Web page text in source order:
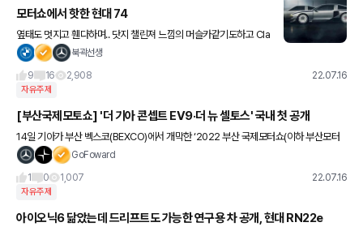
모터쇼에서 핫한 현대 74
옆태도 멋지고 휀다하며.. 닷지 챌린져 느낌의 머슬카같기도하고 Cla
ssico한 느낌을 너무 잘 살렸네요 ㄷ ㄷ 저는 차를살때 디자인에 무
북곽선생
9
16 2,908 22.07.16
자유주제
[부산국제모토쇼] '더 기아 콘셉트 EV9·더 뉴 셀토스' 국내 첫 공개
14일 기아가 부산 벡스코(BEXCO)에서 개막한 ‘2022 부산 국제모터쇼(이하 부산모터
쇼)’ 언론공개일 행사에서 ▲콘셉트 EV9 ▲더 뉴 셀토스를 최초 공개했다. 콘셉트 EV9
GoFoward
1
0 1,007 22.07.16
자유주제
아이오닉6 닮았는데 드리프트도 가능한 연구용 차 공개, 현대 RN22e